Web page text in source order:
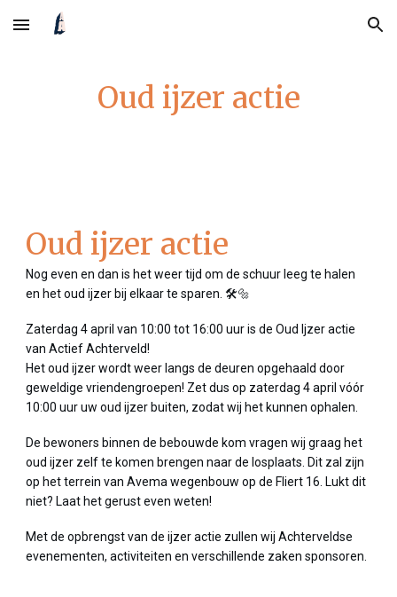
Skip to main content Skip to navigation
Oud ijzer actie
Oud ijzer actie
Nog even en dan is het weer tijd om de schuur leeg te halen
en het oud ijzer bij elkaar te sparen. 🛠️🔩
Zaterdag 4 april van 10:00 tot 16:00 uur is de Oud Ijzer actie
van Actief Achterveld!
Het oud ijzer wordt weer langs de deuren opgehaald door
geweldige vriendengroepen! Zet dus op zaterdag 4 april vóór
10:00 uur uw oud ijzer buiten, zodat wij het kunnen ophalen.
De bewoners binnen de bebouwde kom vragen wij graag het
oud ijzer zelf te komen brengen naar de losplaats. Dit zal zijn
op het terrein van Avema wegenbouw op de Fliert 16. Lukt dit
niet? Laat het gerust even weten!
Met de opbrengst van de ijzer actie zullen wij Achterveldse
evenementen, activiteiten en verschillende zaken sponsoren.